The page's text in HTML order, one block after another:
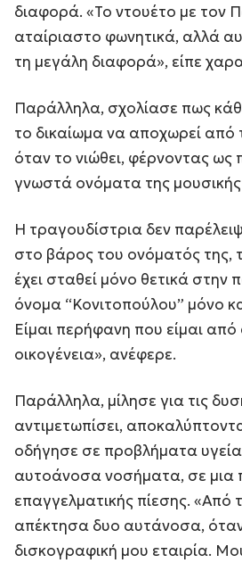
διαφορά. «Το ντουέτο με τον
αταίριαστο φωνητικά, αλλά
τη μεγάλη διαφορά», είπε
Παράλληλα, σχολίασε πως
το δικαίωμα να αποχωρεί από
όταν το νιώθει, φέρνοντας
γνωστά ονόματα της
Η τραγουδίστρια δεν
στο βάρος του ονόματός της,
έχει σταθεί μόνο θετικά στην
όνομα “Κονιτοπούλου” μόνο
Είμαι περήφανη που είμαι από
οικογένεια», ανέφερε.
Παράλληλα, μίλησε για τις
αντιμετωπίσει,
οδήγησε σε προβλήματα
αυτοάνοσα νοσήματα, σε μια
επαγγελματικής πίεσης. «Από
απέκτησα δυο αυτάνοσα, όταν
δισκογραφική μου εταιρία.